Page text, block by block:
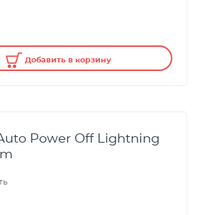
Добавить в корзину
Power Off Lightning